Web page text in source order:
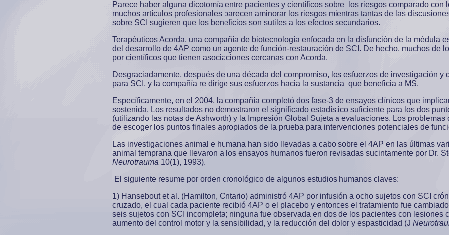
Parece haber alguna dicotomía entre pacientes y científicos sobre los riesgos comparado con
muchos artículos profesionales parecen aminorar los riesgos mientras tantas de las
sobre SCI sugieren que los beneficios son sutiles a los efectos secundarios.
Terapéuticos Acorda, una compañía de biotecnología enfocada en la disfunción de la médula
del desarrollo de 4AP como un agente de función-restauración de SCI. De hecho, muchos de
por científicos que tienen asociaciones cercanas con Acorda.
Desgraciadamente, después de una década del compromiso, los esfuerzos de investigación y
para SCI, y la compañía re dirige sus esfuerzos hacia la sustancia que beneficia a MS.
Específicamente, en el 2004, la compañía completó dos fase-3 de ensayos clínicos que
sostenida. Los resultados no demostraron el significado estadístico suficiente para los dos
(utilizando las notas de Ashworth) y la Impresión Global Sujeta a evaluaciones. Los problemas
de escoger los puntos finales apropiados de la prueba para intervenciones potenciales de
Las investigaciones animal e humana han sido llevadas a cabo sobre el 4AP en las últimas
animal temprana que llevaron a los ensayos humanos fueron revisadas sucintamente por Dr.
Neurotrauma 10(1), 1993).
El siguiente resume por orden cronológico de algunos estudios humanos claves:
1) Hansebout et al. (Hamilton, Ontario) administró 4AP por infusión a ocho sujetos con SCI
cruzado, el cual cada paciente recibió 4AP o el placebo y entonces el tratamiento fue
seis sujetos con SCI incompleta; ninguna fue observada en dos de los pacientes con lesiones
aumento del control motor y la sensibilidad, y la reducción del dolor y espasticidad (J